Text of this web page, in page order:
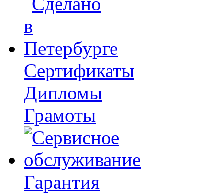
Сертификаты
Дипломы
Грамоты
Гарантия